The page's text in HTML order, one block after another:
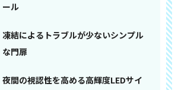
ール
凍結によるトラブルが少ないシンプル
な門扉
夜間の視認性を高める高輝度LEDサイ